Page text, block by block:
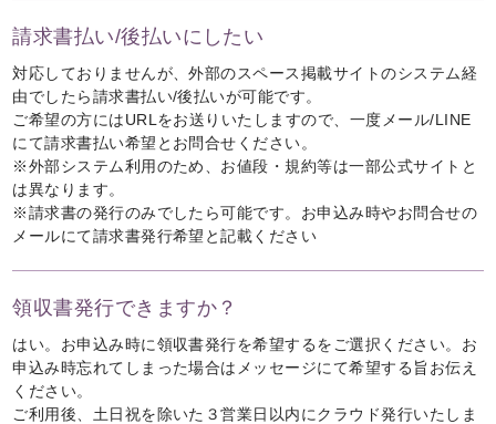
請求書払い/後払いにしたい
対応しておりませんが、外部のスペース掲載サイトのシステム経
由でしたら請求書払い/後払いが可能です。
ご希望の方にはURLをお送りいたしますので、一度メール/LINE
にて請求書払い希望とお問合せください。
※外部システム利用のため、お値段・規約等は一部公式サイトと
は異なります。
※請求書の発行のみでしたら可能です。お申込み時やお問合せの
メールにて請求書発行希望と記載ください
領収書発行できますか？
はい。お申込み時に領収書発行を希望するをご選択ください。お
申込み時忘れてしまった場合はメッセージにて希望する旨お伝え
ください。
ご利用後、土日祝を除いた３営業日以内にクラウド発行いたしま